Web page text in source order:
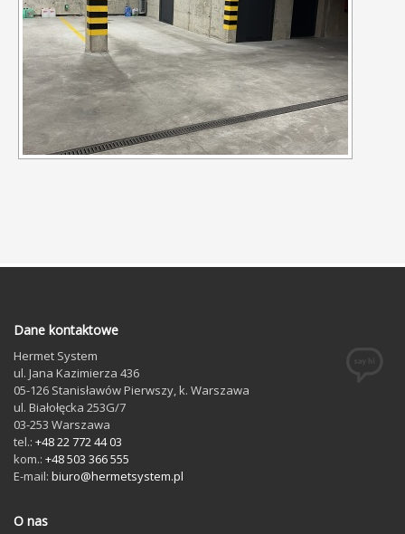
Dane kontaktowe
Hermet System
ul. Jana Kazimierza 436
05-126 Stanisławów Pierwszy, k. Warszawa
ul. Białołęcka 253G/7
03-253 Warszawa
tel.: +48 22 772 44 03
kom.: +48 503 366 555
E-mail: biuro@hermetsystem.pl
O nas